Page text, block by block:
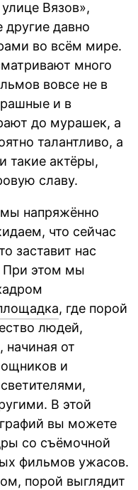
Вязов»,
другие давно
во всём мире.
много
вовсе не в
и в
до мурашек, а
талантливо, а
такие актёры,
славу.
напряжённо
что сейчас
заставит нас
При этом мы
, где порой
людей,
начиная от
и
В этой
вы можете
со съёмочной
фильмов ужасов.
порой выглядит